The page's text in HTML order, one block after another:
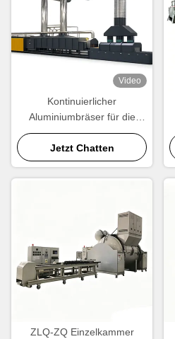
Video
Kontinuierlicher
Aluminiumbräser für die
Produktion von Kühlern und
Kondensatoren -- CE-
zertifiziert
Jetzt Chatten
ZLQ-ZQ Einzelkammer